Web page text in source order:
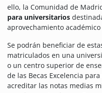
ello, la Comunidad de
para universitarios
aprovechamiento
Se podrán beneficiar de
matriculados en una
o un centro superior de
de las Becas Excelencia
acreditar las notas medias